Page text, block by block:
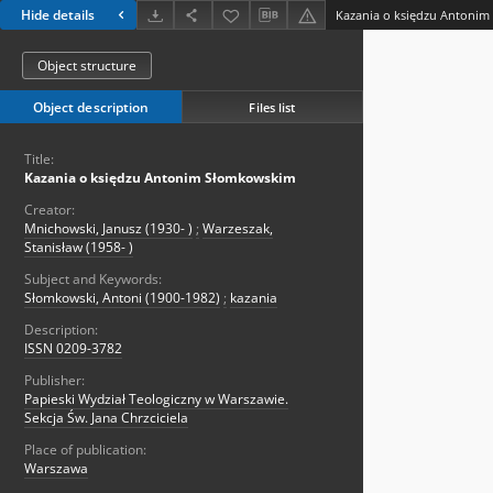
Hide details Kazania o księdzu Antonim
Object structure
Object description Files list
Title:
Kazania o księdzu Antonim Słomkowskim
Creator:
Mnichowski, Janusz (1930- ) ; Warzeszak,
Stanisław (1958- )
Subject and Keywords:
Słomkowski, Antoni (1900-1982) ; kazania
Description:
ISSN 0209-3782
Publisher:
Papieski Wydział Teologiczny w Warszawie.
Sekcja Św. Jana Chrzciciela
Place of publication:
Warszawa